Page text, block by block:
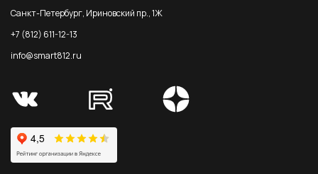
Санкт-Петербург, Ириновский пр., 1Ж
+7 (812) 611-12-13
info@smart812.ru